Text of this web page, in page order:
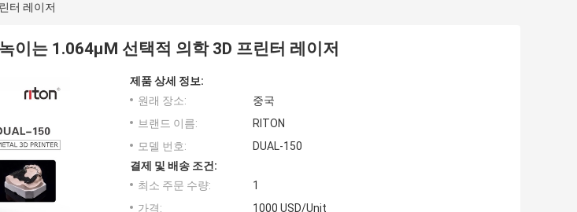
터 레이저
이는 1.064μM 선택적 의학 3D 프린터 레이저
제품 상세 정보:
원래 장소:
중국
브랜드 이름:
RITON
모델 번호:
DUAL-150
결제 및 배송 조건:
최소 주문 수량:
1
가격:
1000 USD/Unit